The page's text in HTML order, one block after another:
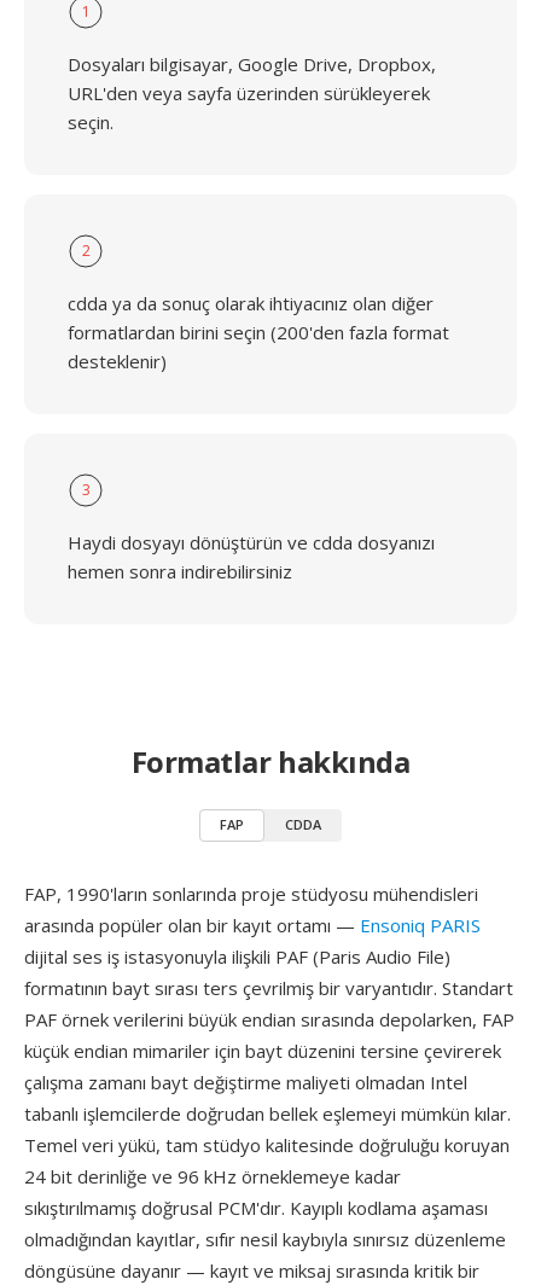
1
Dosyaları bilgisayar, Google Drive, Dropbox,
URL'den veya sayfa üzerinden sürükleyerek
seçin.
2
cdda ya da sonuç olarak ihtiyacınız olan diğer
formatlardan birini seçin (200'den fazla format
desteklenir)
3
Haydi dosyayı dönüştürün ve cdda dosyanızı
hemen sonra indirebilirsiniz
Formatlar hakkında
FAP CDDA
FAP, 1990'ların sonlarında proje stüdyosu mühendisleri
arasında popüler olan bir kayıt ortamı — Ensoniq PARIS
dijital ses iş istasyonuyla ilişkili PAF (Paris Audio File)
formatının bayt sırası ters çevrilmiş bir varyantıdır. Standart
PAF örnek verilerini büyük endian sırasında depolarken, FAP
küçük endian mimariler için bayt düzenini tersine çevirerek
çalışma zamanı bayt değiştirme maliyeti olmadan Intel
tabanlı işlemcilerde doğrudan bellek eşlemeyi mümkün kılar.
Temel veri yükü, tam stüdyo kalitesinde doğruluğu koruyan
24 bit derinliğe ve 96 kHz örneklemeye kadar
sıkıştırılmamış doğrusal PCM'dır. Kayıplı kodlama aşaması
olmadığından kayıtlar, sıfır nesil kaybıyla sınırsız düzenleme
döngüsüne dayanır — kayıt ve miksaj sırasında kritik bir